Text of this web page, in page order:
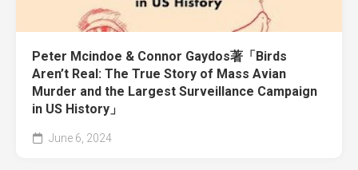
Peter Mcindoe & Connor Gaydos著「Birds
Aren’t Real: The True Story of Mass Avian
Murder and the Largest Surveillance Campaign
in US History」
June 6, 2024